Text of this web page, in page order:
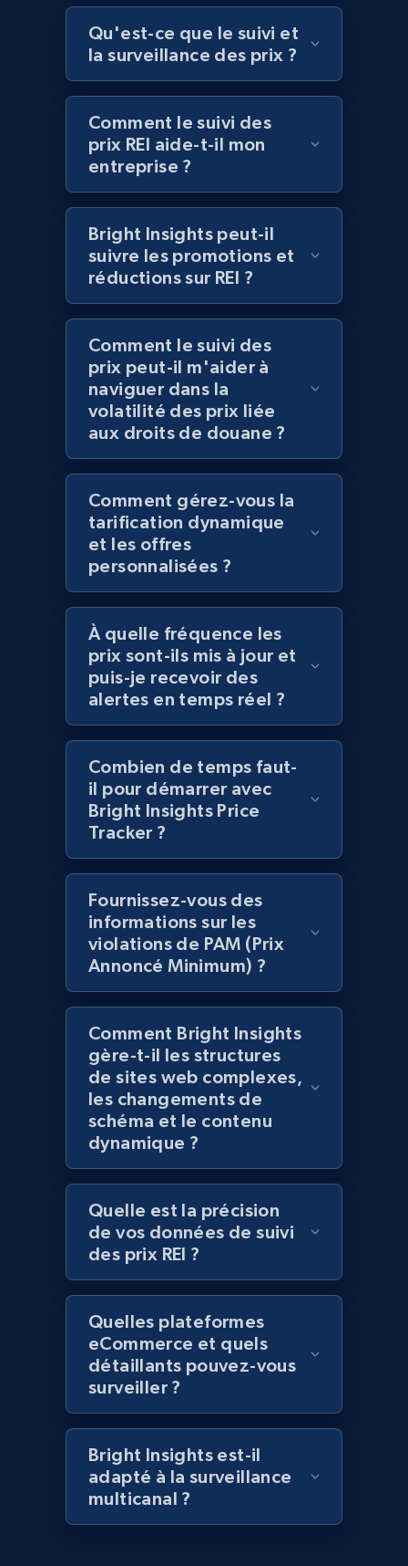
specified UPC
URL, Domain, Country code, Model number,
Sku, Product id, Product name, Manufacturer,
and more.
2.1K+ 355+ Commencer
Home Depot US - Discovery products by
specific category URL
URL, Domain, Country code, Model number,
Sku, Product id, Product name, Manufacturer,
and more.
2.1K+ 355+ Commencer
Amazon products global dataset
Title, Seller name, Brand, Description, Initial
price, Currency, Availability, Reviews count, and
2.1K+ 375+
Amazon products global dataset - Collects
products by specific category URL
Title, Seller name, Brand, Description, Initial
price, Currency, Availability, Reviews count, and
more.
2.1K+ 375+ Commencer
Amazon products global dataset -
Collecting products by keyword search
Title, Seller name, Brand, Description, Initial
price, Currency, Availability, Reviews count, and
Amazon products global dataset - Collects
products by best sellers category URL
Title, Seller name, Brand, Description, Initial
price, Currency, Availability, Reviews count, and
2.1K+ 375+
Amazon products global dataset - Collect
Amazon products by seller URL
Title, Seller name, Brand, Description, Initial
price, Currency, Availability, Reviews count, and
more.
2.1K+ 375+ Commencer
Qu'est-ce que le suivi et
la surveillance des prix ?
Comment le suivi des
prix REI aide-t-il mon
entreprise ?
Bright Insights peut-il
suivre les promotions et
réductions sur REI ?
Comment le suivi des
prix peut-il m'aider à
naviguer dans la
volatilité des prix liée
aux droits de douane ?
Comment gérez-vous la
tarification dynamique
et les offres
personnalisées ?
À quelle fréquence les
prix sont-ils mis à jour et
puis-je recevoir des
alertes en temps réel ?
Combien de temps faut-
il pour démarrer avec
Bright Insights Price
Tracker ?
Fournissez-vous des
informations sur les
violations de PAM (Prix
Annoncé Minimum) ?
Comment Bright Insights
gère-t-il les structures
de sites web complexes,
les changements de
schéma et le contenu
dynamique ?
Quelle est la précision
de vos données de suivi
des prix REI ?
Quelles plateformes
eCommerce et quels
détaillants pouvez-vous
surveiller ?
Bright Insights est-il
adapté à la surveillance
multicanal ?